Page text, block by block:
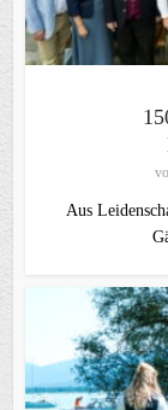
Aus